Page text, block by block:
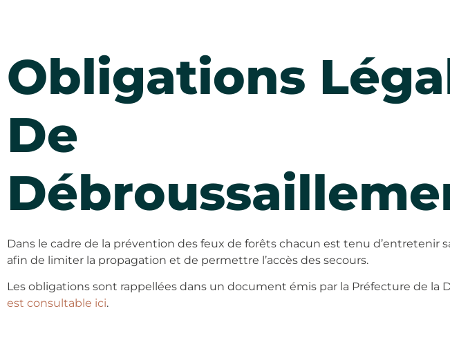
Obligations
De
Dans le cadre de la prévention des feux de forêts chacun est tenu d’entretenir
afin de limiter la propagation et de permettre l’accès des secours.
Les obligations sont rappellées dans un document émis par la Préfecture de la
est consultable ici.